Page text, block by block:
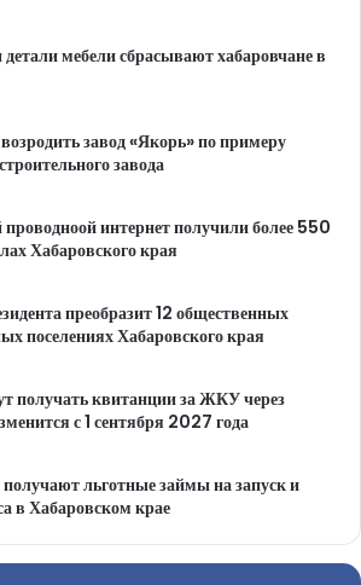
мебели сбрасывают хабаровчане в
завод «Якорь» по примеру
завода
интернет получили более 550
Хабаровского края
преобразит 12 общественных
поселениях Хабаровского края
получать квитанции за ЖКУ через
с 1 сентября 2027 года
льготные займы на запуск и
в Хабаровском крае